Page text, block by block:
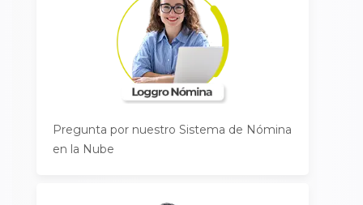
Pregunta por nuestro Sistema de Nómina
en la Nube